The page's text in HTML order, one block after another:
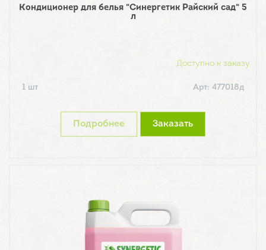
Кондиционер для белья "Синергетик Райский сад" 5
л
Доступно к заказу
1 шт Арт: 477018д
Подробнее Заказать